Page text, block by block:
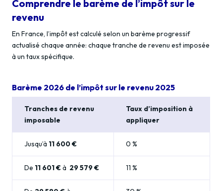
Comprendre le barème de l’impôt sur le
revenu
En France, l’impôt est calculé selon un barème progressif
actualisé chaque année: chaque tranche de revenu est imposée
à un taux spécifique.
Barème 2026 de l’impôt sur le revenu 2025
Tranches de revenu
imposable
Taux d’imposition à
appliquer
Jusqu’à 11 600 € 0 %
De 11 601 €à 29 579 € 11 %